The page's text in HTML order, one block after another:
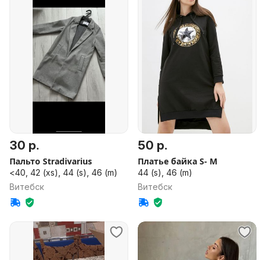
30 р.
Пальто Stradivarius
<40, 42 (xs), 44 (s), 46 (m)
Витебск
50 р.
Платье байка S- M
44 (s), 46 (m)
Витебск